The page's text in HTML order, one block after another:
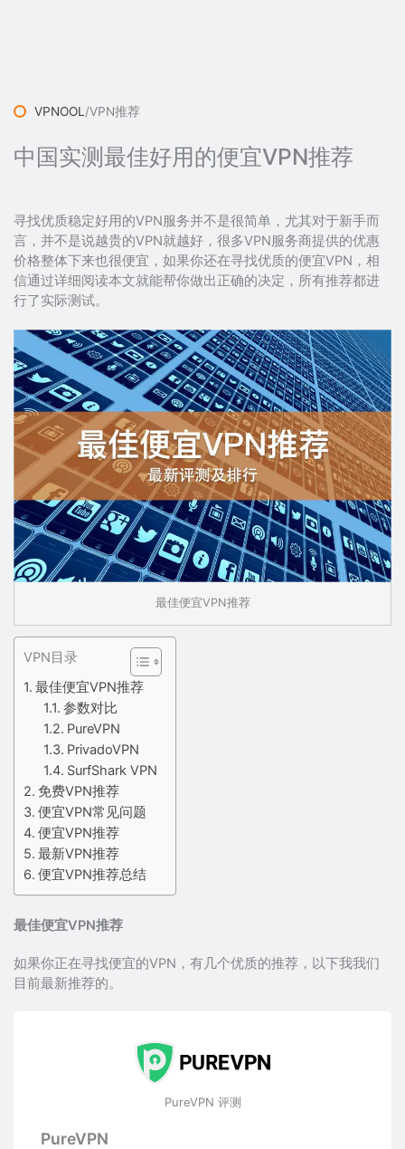
VPNOOL /VPN推荐
中国实测最佳好用的便宜VPN推荐
寻找优质稳定好用的VPN服务并不是很简单，尤其对于新手而
言，并不是说越贵的VPN就越好，很多VPN服务商提供的优惠
价格整体下来也很便宜，如果你还在寻找优质的便宜VPN，相
信通过详细阅读本文就能帮你做出正确的决定，所有推荐都进
行了实际测试。
最佳便宜VPN推荐
VPN目录
最佳便宜VPN推荐
参数对比
PureVPN
PrivadoVPN
SurfShark VPN
免费VPN推荐
便宜VPN常见问题
便宜VPN推荐
最新VPN推荐
便宜VPN推荐总结
最佳便宜VPN推荐
如果你正在寻找便宜的VPN，有几个优质的推荐，以下我我们
目前最新推荐的。
PureVPN 评测
PureVPN